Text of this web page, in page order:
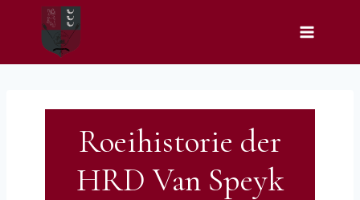
Doorgaan
Roeihistorie der
HRD Van Speyk